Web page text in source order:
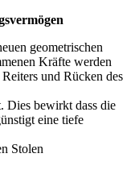
geometrischen
Kräfte werden
und Rücken des
Dies bewirkt dass die
eine tiefe
Stolen